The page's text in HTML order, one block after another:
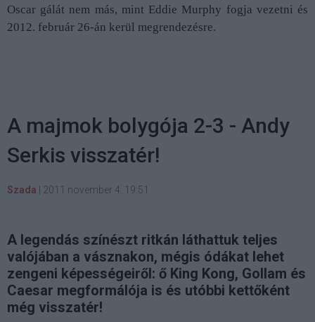
Oscar gálát nem más, mint Eddie Murphy fogja vezetni és
2012. február 26-án kerül megrendezésre.
A majmok bolygója 2-3 - Andy
Serkis visszatér!
Szada 2011 november 4. 19:51
A legendás színészt ritkán láthattuk teljes
valójában a vásznakon, mégis ódákat lehet
zengeni képességeiről: ő King Kong, Gollam és
Caesar megformálója is és utóbbi kettőként
még visszatér!